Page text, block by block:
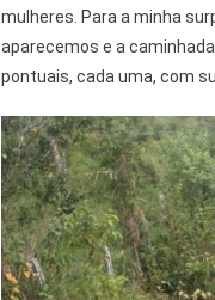
mulheres. Para a minha
aparecemos e a
pontuais, cada uma, com